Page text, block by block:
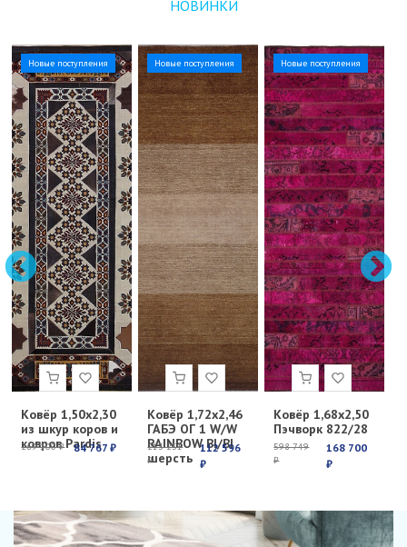
НОВИНКИ
Новые поступления
Ковёр 1,50х2,30
из шкур коров и
ковров Pardis
269 100 ₽ 84 767 ₽
Новые поступления
Ковёр 1,72х2,46
ГАБЭ ОГ 1 W/W
RAINBOW BI/BI
шерсть
213 251
₽
112 596
₽
Новые поступления
Ковёр 1,68х2,50
Пэчворк 822/28
598 749
₽
168 700
₽